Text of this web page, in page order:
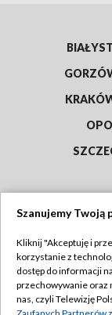
Abonament
Emisja w TVP
Szanujemy Twoją
Kliknij "Akceptuję i
korzystanie z
dostęp do informacji
przechowywanie oraz
nas, czyli Telewizję